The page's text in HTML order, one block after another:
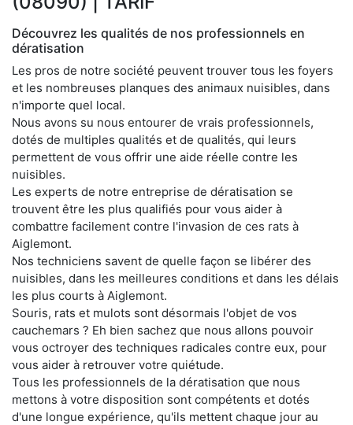
Découvrez les qualités de nos professionnels en
dératisation
Les pros de notre société peuvent trouver tous les foyers
et les nombreuses planques des animaux nuisibles, dans
n'importe quel local.
Nous avons su nous entourer de vrais professionnels,
dotés de multiples qualités et de qualités, qui leurs
permettent de vous offrir une aide réelle contre les
nuisibles.
Les experts de notre entreprise de dératisation se
trouvent être les plus qualifiés pour vous aider à
combattre facilement contre l'invasion de ces rats à
Aiglemont.
Nos techniciens savent de quelle façon se libérer des
nuisibles, dans les meilleures conditions et dans les délais
les plus courts à Aiglemont.
Souris, rats et mulots sont désormais l'objet de vos
cauchemars ? Eh bien sachez que nous allons pouvoir
vous octroyer des techniques radicales contre eux, pour
vous aider à retrouver votre quiétude.
Tous les professionnels de la dératisation que nous
mettons à votre disposition sont compétents et dotés
d'une longue expérience, qu'ils mettent chaque jour au